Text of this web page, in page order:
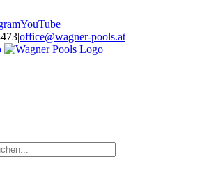
YouTube
|office@wagner-pools.at